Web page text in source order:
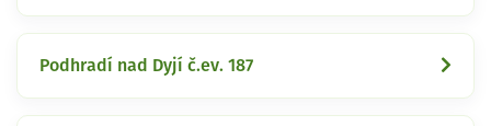
Podhradí nad Dyjí č.ev. 187